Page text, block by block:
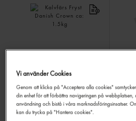
Kalvfärs Fryst
Danish Crownca: 1.5kg
Vi använder Cookies
Genom att klicka på "Acceptera alla cookies"
din enhet för att förbättra navigeringen på webbplatsen,
användning och bistå i våra marknadsföringsinsatser.
kan du trycka på "Hantera cookies".